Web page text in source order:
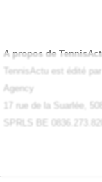
A propos de
TennisActu est édité par
Agency
17 rue de la Suarlée,
SPRLS BE 0836.273.820